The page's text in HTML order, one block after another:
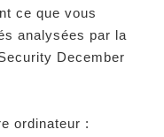
ce que vous
analysées par la
December
ordinateur :